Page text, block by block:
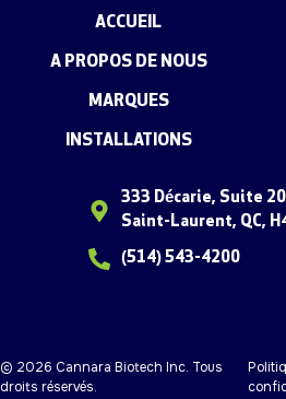
ACCUEIL
A PROPOS DE NOUS
MARQUES
INSTALLATIONS
333 Décarie, Suite
Saint-Laurent, QC,
(514) 543-4200
© 2026 Cannara Biotech Inc. Tous
droits réservés.